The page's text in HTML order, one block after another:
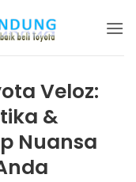
Veloz:
&
Nuansa